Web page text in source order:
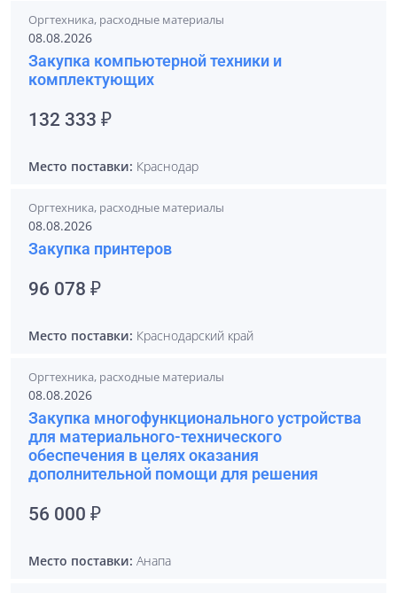
Оргтехника, расходные материалы
08.08.2026
Закупка компьютерной техники и
комплектующих
132 333 ₽
Место поставки: Краснодар
Оргтехника, расходные материалы
08.08.2026
Закупка принтеров
96 078 ₽
Место поставки: Краснодарский край
Оргтехника, расходные материалы
08.08.2026
Закупка многофункционального устройства
для материального-технического
обеспечения в целях оказания
дополнительной помощи для решения
56 000 ₽
Место поставки: Анапа